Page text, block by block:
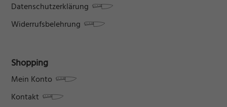
Datenschutzerklärung
Widerrufsbelehrung
Shopping
Mein Konto
Kontakt